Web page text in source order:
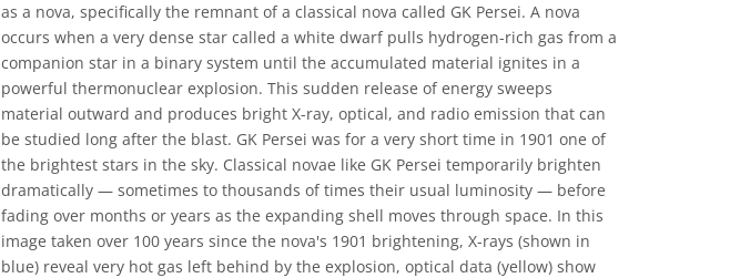
as a nova, specifically the remnant of a classical nova called GK Persei. A nova
occurs when a very dense star called a white dwarf pulls hydrogen-rich gas from a
companion star in a binary system until the accumulated material ignites in a
powerful thermonuclear explosion. This sudden release of energy sweeps
material outward and produces bright X-ray, optical, and radio emission that can
be studied long after the blast. GK Persei was for a very short time in 1901 one of
the brightest stars in the sky. Classical novae like GK Persei temporarily brighten
dramatically — sometimes to thousands of times their usual luminosity — before
fading over months or years as the expanding shell moves through space. In this
image taken over 100 years since the nova's 1901 brightening, X-rays (shown in
blue) reveal very hot gas left behind by the explosion, optical data (yellow) show